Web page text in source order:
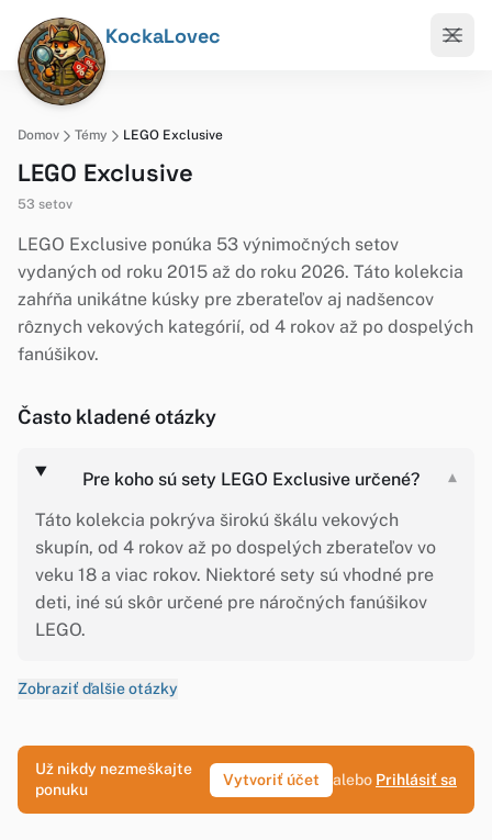
KockaLovec
Domov Témy LEGO Exclusive
LEGO Exclusive
53 setov
LEGO Exclusive ponúka 53 výnimočných setov
vydaných od roku 2015 až do roku 2026. Táto kolekcia
zahŕňa unikátne kúsky pre zberateľov aj nadšencov
rôznych vekových kategórií, od 4 rokov až po dospelých
fanúšikov.
Často kladené otázky
Pre koho sú sety LEGO Exclusive určené?
▾
Táto kolekcia pokrýva širokú škálu vekových
skupín, od 4 rokov až po dospelých zberateľov vo
veku 18 a viac rokov. Niektoré sety sú vhodné pre
deti, iné sú skôr určené pre náročných fanúšikov
LEGO.
Zobraziť ďalšie otázky
Už nikdy nezmeškajte
ponuku
Vytvoriť účet alebo Prihlásiť sa